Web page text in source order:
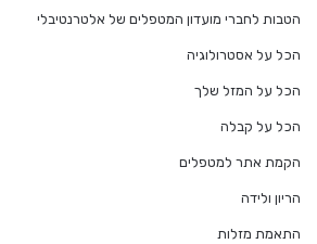
הטבות לחברי מועדון המטפלים של אלטרנטיבלי
הכל על אסטרולוגיה
הכל על המזל שלך
הכל על קבלה
הקמת אתר למטפלים
הריון ולידה
התאמת מזלות